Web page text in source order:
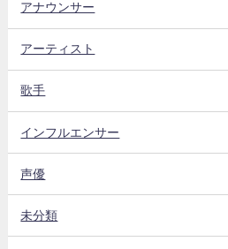
アナウンサー
アーティスト
歌手
インフルエンサー
声優
未分類